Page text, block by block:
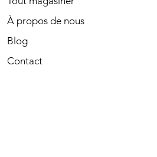
À propos de nous
Blog
Contact